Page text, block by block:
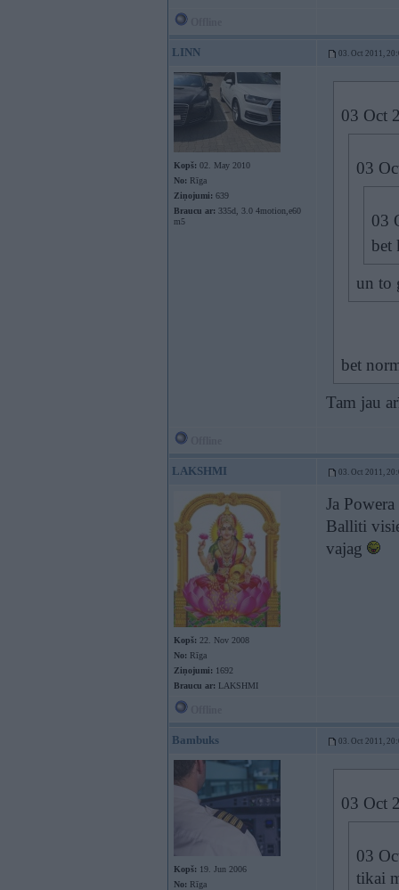
LINN 03. Oct 2011,
Kopš: 02. May 2010
No: Rīga
Ziņojumi: 639
Braucu ar: 335d, 3.0 4motion,e60
m5
03 Oct
03
03
bet
un to
bet
Tam jau
LAKSHMI 03. Oct 2011,
Kopš: 22. Nov 2008
No: Rīga
Ziņojumi: 1692
Braucu ar: LAKSHMI
Ja
Balliti
vajag
Bambuks 03. Oct 2011,
Kopš: 19. Jun 2006
No: Rīga
03 Oct
03
tikai